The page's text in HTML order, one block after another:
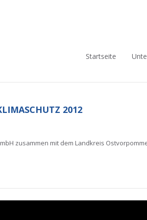
überspringen
Startseite
2012
zusammen mit dem Landkreis